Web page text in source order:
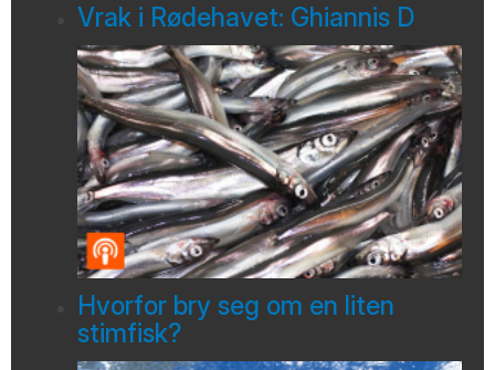
Vrak i Rødehavet: Ghiannis D
Hvorfor bry seg om en liten
stimfisk?